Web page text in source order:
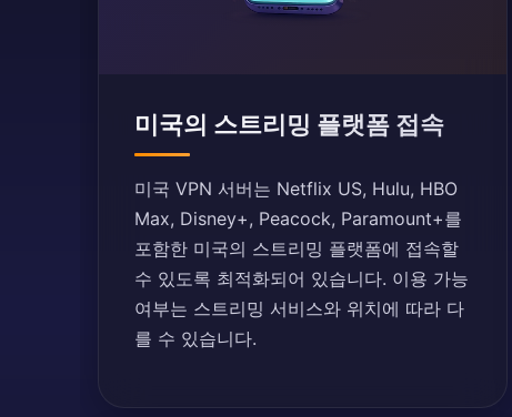
미국의 스트리밍 플랫폼 접속
미국 VPN 서버는 Netflix US, Hulu, HBO
Max, Disney+, Peacock, Paramount+를
포함한 미국의 스트리밍 플랫폼에 접속할
수 있도록 최적화되어 있습니다. 이용 가능
여부는 스트리밍 서비스와 위치에 따라 다
를 수 있습니다.